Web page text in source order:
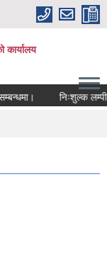
कार्यालय
निःशुल्क